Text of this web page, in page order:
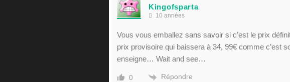
Kingofsparta
10 années
Vous vous emballez sans savoir si c’est le prix
prix provisoire qui baissera à 34, 99€ comme c’est
enseigne… Wait and see…
0 Répondre